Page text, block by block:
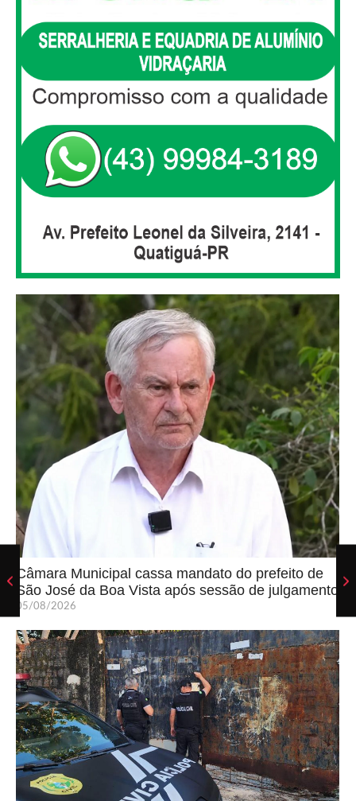
Câmara Municipal cassa mandato do prefeito de
São José da Boa Vista após sessão de julgamento
05/08/2026